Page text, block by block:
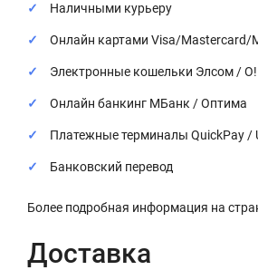
Наличными курьеру
Онлайн картами Visa/Mastercard/
Электронные кошельки Элсом /
Онлайн банкинг МБанк / Оптима
Платежные терминалы QuickPay
Банковский перевод
Более подробная информация на
Доставка